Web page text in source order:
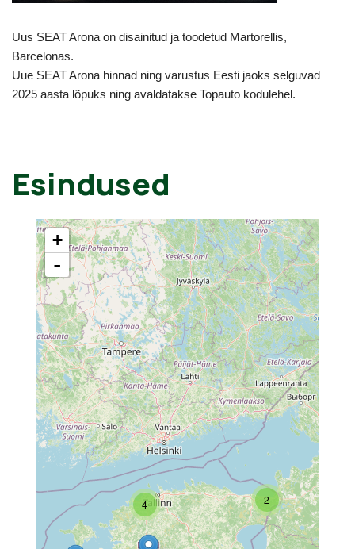
Uus SEAT Arona on disainitud ja toodetud Martorellis,
Barcelonas.
Uue SEAT Arona hinnad ning varustus Eesti jaoks selguvad
2025 aasta lõpuks ning avaldatakse Topauto kodulehel.
Esindused
2
4
+
-